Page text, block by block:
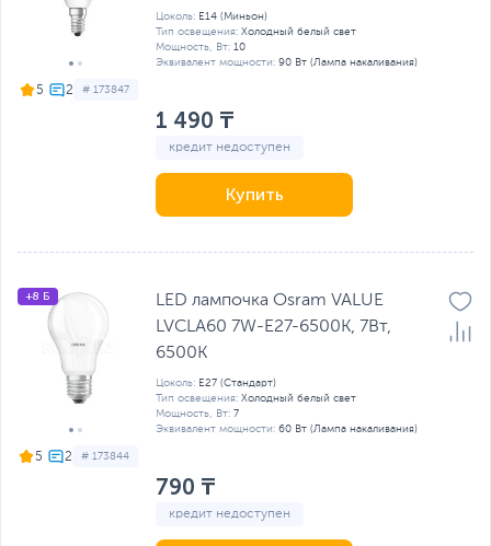
5 # 173847
Цоколь: E14 (Миньон)
Тип освещения: Холодный белый свет
Мощность, Вт: 10
Эквивалент мощности: 90 Вт (Лампа накаливания)
1 490 ₸
кредит недоступен
Купить
5 # 173844
+8 Б
LED лампочка Osram VALUE
LVCLA60 7W-E27-6500K, 7Вт,
6500К
Цоколь: E27 (Стандарт)
Тип освещения: Холодный белый свет
Мощность, Вт: 7
Эквивалент мощности: 60 Вт (Лампа накаливания)
790 ₸
кредит недоступен